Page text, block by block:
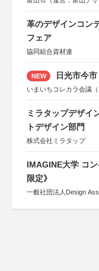
革のデザインコン
フェア
協同組合資材連
NEW 日光市今
いまいちコレカラ会議
ミラタップデザイ
トデザイン部門
株式会社ミラタップ
IMAGINE大学 コ
限定》
一般社団法人Design